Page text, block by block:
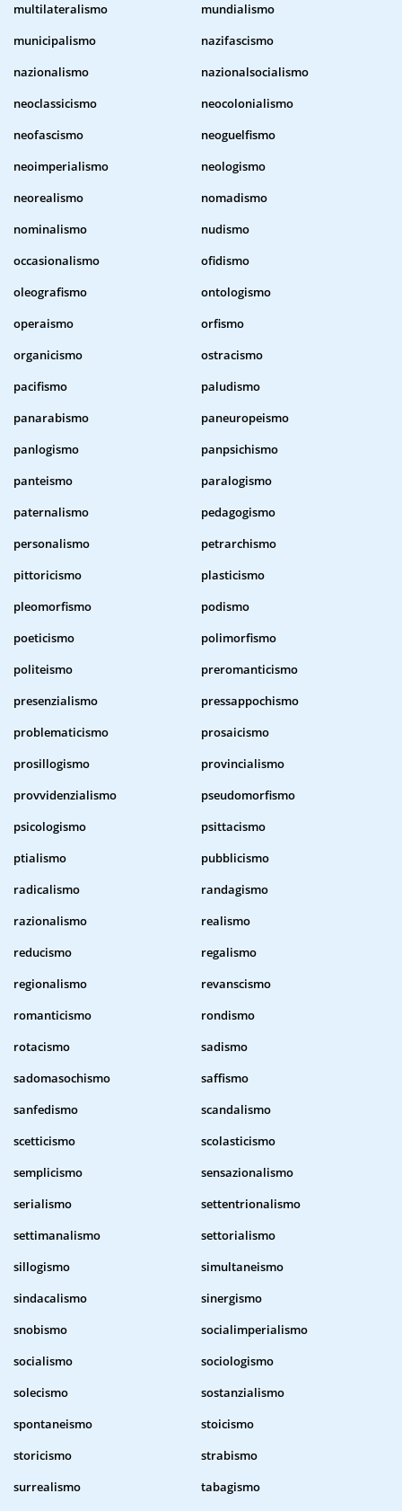
multilateralismo
mundialismo
municipalismo
nazifascismo
nazionalismo
nazionalsocialismo
neoclassicismo
neocolonialismo
neofascismo
neoguelfismo
neoimperialismo
neologismo
neorealismo
nomadismo
nominalismo
nudismo
occasionalismo
ofidismo
oleografismo
ontologismo
operaismo
orfismo
organicismo
ostracismo
pacifismo
paludismo
panarabismo
paneuropeismo
panlogismo
panpsichismo
panteismo
paralogismo
paternalismo
pedagogismo
personalismo
petrarchismo
pittoricismo
plasticismo
pleomorfismo
podismo
poeticismo
polimorfismo
politeismo
preromanticismo
presenzialismo
pressappochismo
problematicismo
prosaicismo
prosillogismo
provincialismo
provvidenzialismo
pseudomorfismo
psicologismo
psittacismo
ptialismo
pubblicismo
radicalismo
randagismo
razionalismo
realismo
reducismo
regalismo
regionalismo
revanscismo
romanticismo
rondismo
rotacismo
sadismo
sadomasochismo
saffismo
sanfedismo
scandalismo
scetticismo
scolasticismo
semplicismo
sensazionalismo
serialismo
settentrionalismo
settimanalismo
settorialismo
sillogismo
simultaneismo
sindacalismo
sinergismo
snobismo
socialimperialismo
socialismo
sociologismo
solecismo
sostanzialismo
spontaneismo
stoicismo
storicismo
strabismo
surrealismo
tabagismo